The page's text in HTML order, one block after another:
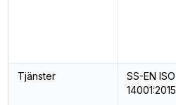
Tjänster
SS-EN ISO
14001:2015